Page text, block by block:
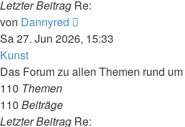
Letzter Beitrag Re:
von Dannyred
Beitrag
Sa 27. Jun 2026, 15:33
Kunst
Das Forum zu allen Themen rund
110 Themen
110 Beiträge
Letzter Beitrag Re: